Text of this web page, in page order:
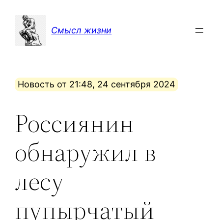
содержимому
Смысл жизни
Новость от 21:48, 24 сентября 2024
Россиянин
обнаружил в
лесу
пупырчатый